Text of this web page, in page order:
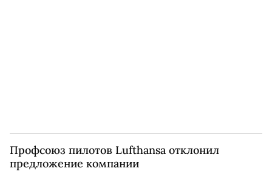
Профсоюз пилотов Lufthansa отклонил
предложение компании